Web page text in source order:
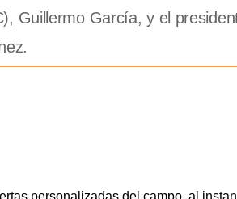
Guillermo García, y el